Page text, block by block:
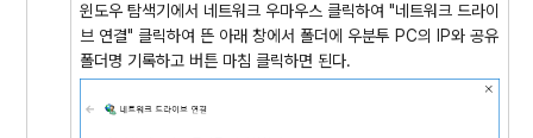
윈도우 탐색기에서 네트워크 우마우스 클릭하여 "네트워크 드라이
브 연결" 클릭하여 뜬 아래 창에서 폴더에 우분투 PC의 IP와 공유
폴더명 기록하고 버튼 마침 클릭하면 된다.